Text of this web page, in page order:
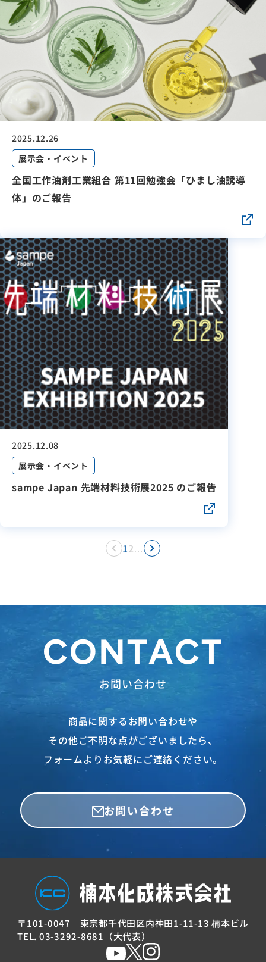
2025.12.26
展示会・イベント
全国工作油剤工業組合 第11回勉強会「ひまし油誘導
体」のご報告
2025.12.08
展示会・イベント
sampe Japan 先端材料技術展2025 のご報告
12…
CONTACT
お問い合わせ
商品に関するお問い合わせや
その他ご不明な点がございましたら、
フォームよりお気軽にご連絡ください。
お問い合わせ
〒101-0047 東京都千代田区内神田1-11-13 楠本ビル
TEL. 03-3292-8681（大代表）